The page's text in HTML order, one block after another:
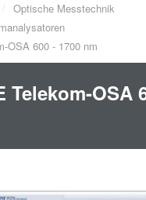
Optische Messtechnik
OSA 600 - 1700 nm
Telekom-OSA